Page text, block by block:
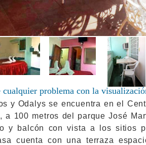
cualquier problema con la
y Odalys se encuentra en el
a 100 metros del parque José
y balcón con vista a los sitios
cuenta con una terraza